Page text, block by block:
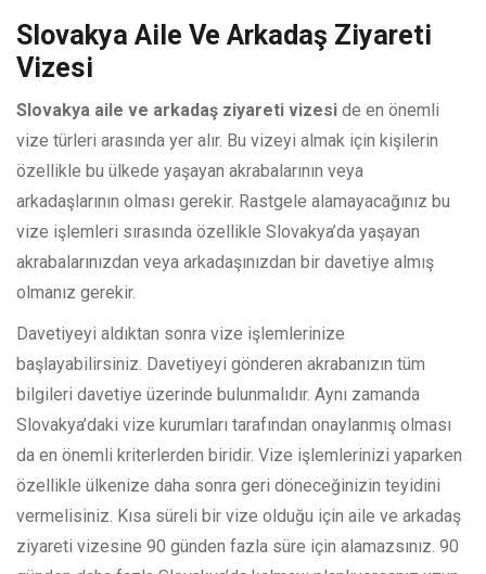
Slovakya Aile Ve Arkadaş Ziyareti
Vizesi
Slovakya aile ve arkadaş ziyareti vizesi de en önemli
vize türleri arasında yer alır. Bu vizeyi almak için kişilerin
özellikle bu ülkede yaşayan akrabalarının veya
arkadaşlarının olması gerekir. Rastgele alamayacağınız bu
vize işlemleri sırasında özellikle Slovakya’da yaşayan
akrabalarınızdan veya arkadaşınızdan bir davetiye almış
olmanız gerekir.
Davetiyeyi aldıktan sonra vize işlemlerinize
başlayabilirsiniz. Davetiyeyi gönderen akrabanızın tüm
bilgileri davetiye üzerinde bulunmalıdır. Aynı zamanda
Slovakya’daki vize kurumları tarafından onaylanmış olması
da en önemli kriterlerden biridir. Vize işlemlerinizi yaparken
özellikle ülkenize daha sonra geri döneceğinizin teyidini
vermelisiniz. Kısa süreli bir vize olduğu için aile ve arkadaş
ziyareti vizesine 90 günden fazla süre için alamazsınız. 90